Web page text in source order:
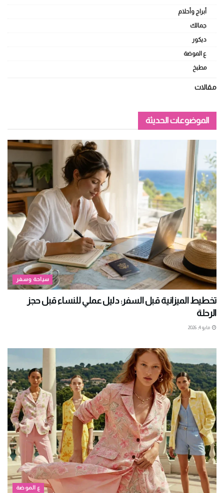
أبراج وأحلام
جمالك
ديكور
ع الموضة
مطبخ
مقالات
الموضوعات الحديثة
سياحة وسفر
تخطيط الميزانية قبل السفر: دليل عملي للنساء قبل حجز
الرحلة
مايو 4, 2026
ع الموضة